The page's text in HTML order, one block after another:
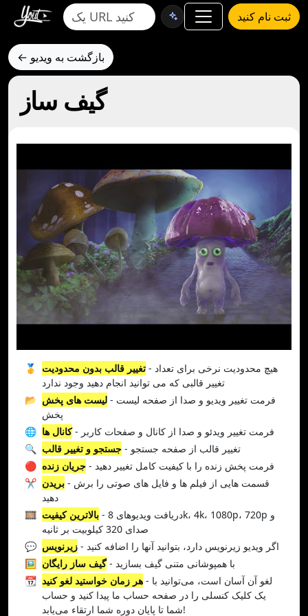
ثبت نام کنید
← بازگشت به ویدیو
گیف ساز
🥇 تغییر قالب بدون محدودیت - هیچ محدودیت نرخی برای تعداد
تغییر قالبی که می توانید انجام دهید وجود ندارد
📂 لیست های پخش - فرمت تغییر ویدیو و صدا از صفحه لیست
پخش
🌐 کانال ها
- فرمت تغییر ویدئو و صدا از کانال و صفحات کاربر
🔍 جستجو و تغییر قالب
- تغییر قالب از صفحه جستجو
🔴 جریان زنده
- فرمت پخش زنده را با کیفیت کامل تغییر دهید
✂️ بریدن - قسمت هایی از فیلم ها و فایل های صوتی را برش
دهید
🎞️ بالاترین کیفیت - دریافت ویدیوهای 8k، 4k، 1080p، 720p و
صدای 320 کیلوبیت بر ثانیه
💬 زیرنویس
- اگر ویدیو زیرنویس دارد، بتوانید آنها را اضافه کنید
🖼️ گیف ساز رایگان
- با همپوشانی متنی گیف بسازید
📆 هر زمان خواستید لغو کنید - لغو آن آسان است، می‌توانید با
یک کلیک کنسلی را در صفحه حساب ما پیدا کنید و حساب
شما تا پایان دوره شما ارتقاء می‌یابد!